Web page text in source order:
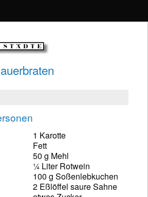
1 Karotte
Fett
50 g Mehl
¼ Liter Rotwein
100 g Soßenlebkuchen
2 Eßlöffel saure Sahne